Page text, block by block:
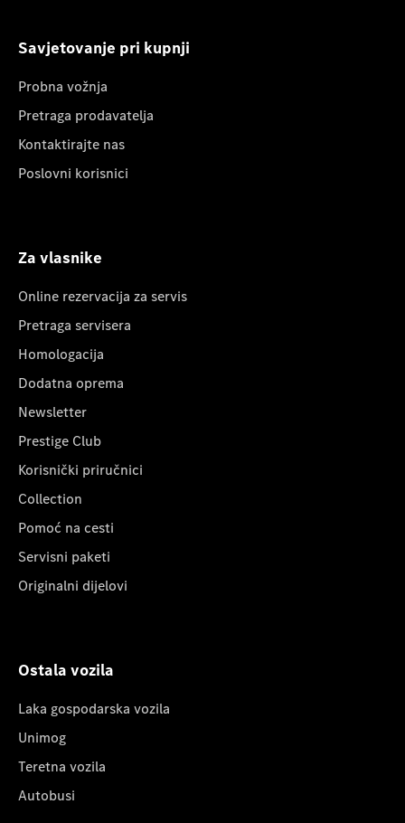
Savjetovanje pri kupnji
Probna vožnja
Pretraga prodavatelja
Kontaktirajte nas
Poslovni korisnici
Za vlasnike
Online rezervacija za servis
Pretraga servisera
Homologacija
Dodatna oprema
Newsletter
Prestige Club
Korisnički priručnici
Collection
Pomoć na cesti
Servisni paketi
Originalni dijelovi
Ostala vozila
Laka gospodarska vozila
Unimog
Teretna vozila
Autobusi